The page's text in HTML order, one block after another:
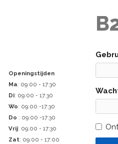
Openingstijden
Ma: 09:00 - 17:30
Di: 09:00 - 17:30
Wo: 09:00 -17:30
Do : 09:00 -17:30
Vrij: 09:00 - 17:30
Zat: 09:00 - 17:00